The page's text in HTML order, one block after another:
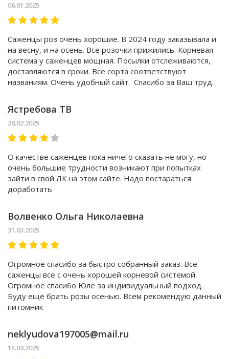
06.01.2025
Саженцы роз очень хорошие. В 2024 году заказывала и
на весну, и на осень. Все розочки прижились. Корневая
система у саженцев мощная. Посылки отслеживаются,
доставляются в сроки. Все сорта соответствуют
названиям. Очень удобный сайт. Спасибо за Ваш труд.
Ястребова ТВ
28.02.2025
О качестве саженцев пока ничего сказать не могу, но
очень большие трудности возникают при попытках
зайти в свой ЛК на этом сайте. Надо постараться
доработать
Волвенко Ольга Николаевна
31.03.2025
Огромное спасибо за быстро собранный заказ. Все
саженцы все с очень хорошей корневой системой.
Огромное спасибо Юле за индивидуальный подход.
Буду ещё брать розы осенью. Всем рекомендую данный
питомник
neklyudova197005@mail.ru
15.04.2025